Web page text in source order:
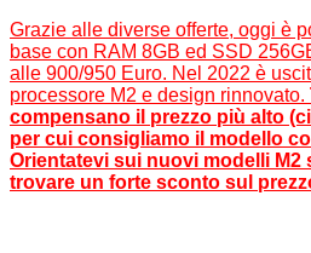
Grazie alle diverse offerte, oggi è
base con RAM 8GB ed SSD
alle 900/950 Euro. Nel 2022 è
processore M2 e design rinnovato.
compensano il prezzo più alto
per cui consigliamo il modello
Orientatevi sui nuovi modelli M2
trovare un forte sconto sul